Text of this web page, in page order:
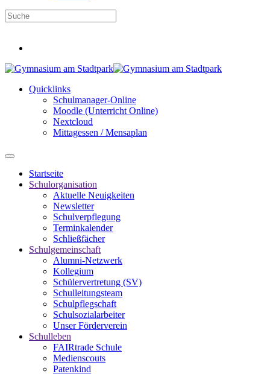
Quicklinks
Schulmanager-Online
Moodle (Unterricht Online)
Nextcloud
Mittagessen / Mensaplan
Startseite
Schulorganisation
Aktuelle Neuigkeiten
Newsletter
Schulverpflegung
Terminkalender
Schließfächer
Schulgemeinschaft
Alumni-Netzwerk
Kollegium
Schülervertretung (SV)
Schulleitungsteam
Schulpflegschaft
Schulsozialarbeiter
Unser Förderverein
Schulleben
FAIRtrade Schule
Medienscouts
Patenkind